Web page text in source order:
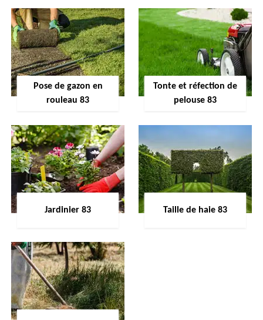
Pose de gazon en
rouleau 83
Tonte et réfection de
pelouse 83
Jardinier 83 Taille de haie 83